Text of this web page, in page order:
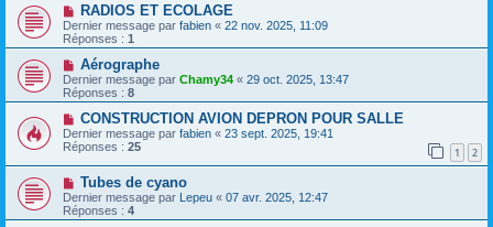
RADIOS ET ECOLAGE
Dernier message par fabien « 22 nov. 2025, 11:09
Réponses : 1
Aérographe
Dernier message par Chamy34 « 29 oct. 2025, 13:47
Réponses : 8
CONSTRUCTION AVION DEPRON POUR SALLE
Dernier message par fabien « 23 sept. 2025, 19:41
Réponses : 25 1 2
Tubes de cyano
Dernier message par Lepeu « 07 avr. 2025, 12:47
Réponses : 4